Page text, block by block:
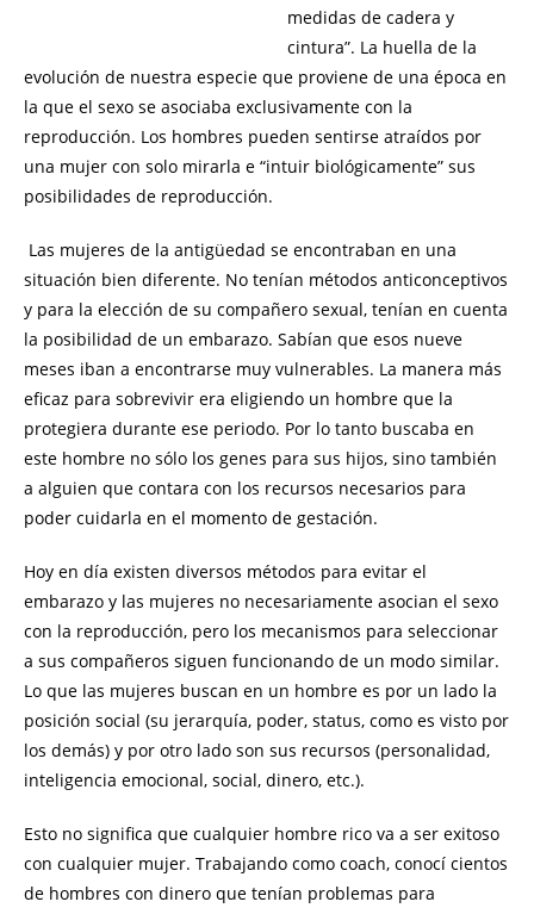
medidas de cadera y
cintura”. La huella de la
evolución de nuestra especie que proviene de una época en
la que el sexo se asociaba exclusivamente con la
reproducción. Los hombres pueden sentirse atraídos por
una mujer con solo mirarla e “intuir biológicamente” sus
posibilidades de reproducción.
Las mujeres de la antigüedad se encontraban en una
situación bien diferente. No tenían métodos anticonceptivos
y para la elección de su compañero sexual, tenían en cuenta
la posibilidad de un embarazo. Sabían que esos nueve
meses iban a encontrarse muy vulnerables. La manera más
eficaz para sobrevivir era eligiendo un hombre que la
protegiera durante ese periodo. Por lo tanto buscaba en
este hombre no sólo los genes para sus hijos, sino también
a alguien que contara con los recursos necesarios para
poder cuidarla en el momento de gestación.
Hoy en día existen diversos métodos para evitar el
embarazo y las mujeres no necesariamente asocian el sexo
con la reproducción, pero los mecanismos para seleccionar
a sus compañeros siguen funcionando de un modo similar.
Lo que las mujeres buscan en un hombre es por un lado la
posición social (su jerarquía, poder, status, como es visto por
los demás) y por otro lado son sus recursos (personalidad,
inteligencia emocional, social, dinero, etc.).
Esto no significa que cualquier hombre rico va a ser exitoso
con cualquier mujer. Trabajando como coach, conocí cientos
de hombres con dinero que tenían problemas para